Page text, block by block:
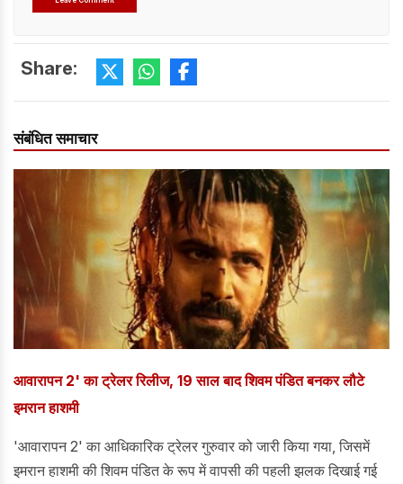
Share:
संबंधित समाचार
आवारापन 2' का ट्रेलर रिलीज, 19 साल बाद शिवम पंडित बनकर लौटे
इमरान हाशमी
'आवारापन 2' का आधिकारिक ट्रेलर गुरुवार को जारी किया गया, जिसमें
इमरान हाशमी की शिवम पंडित के रूप में वापसी की पहली झलक दिखाई गई